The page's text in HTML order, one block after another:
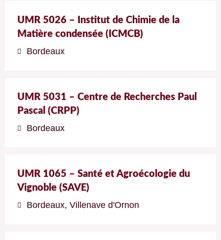
UMR 5026 – Institut de Chimie de la
Matière condensée (ICMCB)
Bordeaux
UMR 5031 – Centre de Recherches Paul
Pascal (CRPP)
Bordeaux
UMR 1065 – Santé et Agroécologie du
Vignoble (SAVE)
Bordeaux, Villenave d'Ornon